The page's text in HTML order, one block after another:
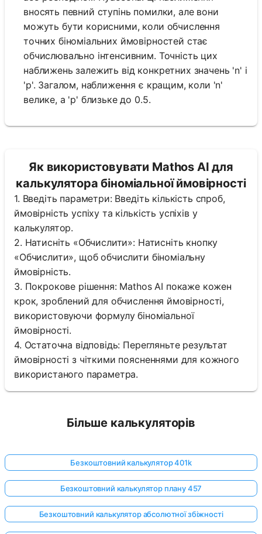
вносять певний ступінь помилки, але вони
можуть бути корисними, коли обчислення
точних біноміальних ймовірностей стає
обчислювально інтенсивним. Точність цих
наближень залежить від конкретних значень 'n' і
'p'. Загалом, наближення є кращим, коли 'n'
велике, а 'p' близьке до 0.5.
Як використовувати Mathos AI для
калькулятора біноміальної ймовірності
1. Введіть параметри: Введіть кількість спроб,
ймовірність успіху та кількість успіхів у
калькулятор.
2. Натисніть «Обчислити»: Натисніть кнопку
«Обчислити», щоб обчислити біноміальну
ймовірність.
3. Покрокове рішення: Mathos AI покаже кожен
крок, зроблений для обчислення ймовірності,
використовуючи формулу біноміальної
ймовірності.
4. Остаточна відповідь: Перегляньте результат
ймовірності з чіткими поясненнями для кожного
використаного параметра.
Більше калькуляторів
Безкоштовний калькулятор 401k
Безкоштовний калькулятор плану 457
Безкоштовний калькулятор абсолютної збіжності